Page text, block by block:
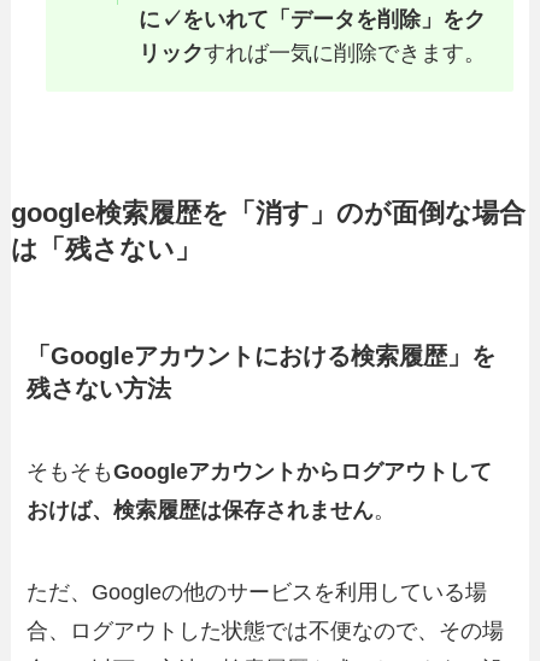
に✓をいれて「データを削除」をク
リックすれば一気に削除できます。
google検索履歴を「消す」のが面倒な場合
は「残さない」
「Googleアカウントにおける検索履歴」を
残さない方法
そもそもGoogleアカウントからログアウトして
おけば、検索履歴は保存されません。
ただ、Googleの他のサービスを利用している場
合、ログアウトした状態では不便なので、その場